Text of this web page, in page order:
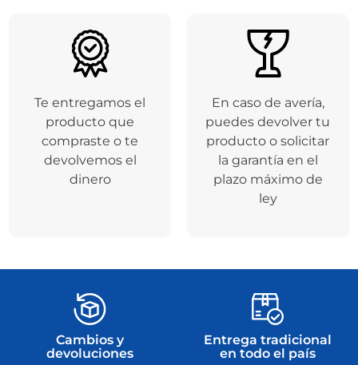
Te entregamos el
producto que
compraste o te
devolvemos el
dinero
En caso de avería,
puedes devolver tu
producto o solicitar
la garantía en el
plazo máximo de
ley
Cambios y
devoluciones
Entrega tradicional
en todo el país